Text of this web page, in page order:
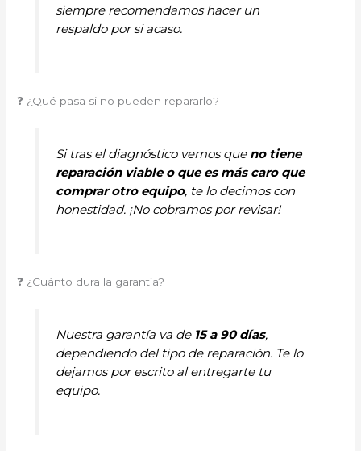
siempre recomendamos hacer un
respaldo por si acaso.
❓ ¿Qué pasa si no pueden repararlo?
Si tras el diagnóstico vemos que no tiene
reparación viable o que es más caro que
comprar otro equipo, te lo decimos con
honestidad. ¡No cobramos por revisar!
❓ ¿Cuánto dura la garantía?
Nuestra garantía va de 15 a 90 días,
dependiendo del tipo de reparación. Te lo
dejamos por escrito al entregarte tu
equipo.